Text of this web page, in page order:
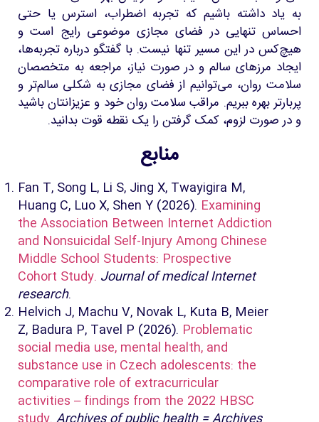
به یاد داشته باشیم که تجربه اضطراب، استرس یا حتی
احساس تنهایی در فضای مجازی موضوعی رایج است و
هیچ‌کس در این مسیر تنها نیست. با گفتگو درباره تجربه‌ها،
ایجاد مرزهای سالم و در صورت نیاز، مراجعه به متخصصان
سلامت روان، می‌توانیم از فضای مجازی به شکلی سالم‌تر و
پربارتر بهره ببریم. مراقب سلامت روان خود و عزیزانتان باشید
و در صورت لزوم، کمک گرفتن را یک نقطه قوت بدانید.
منابع
Fan T, Song L, Li S, Jing X, Twayigira M,
Huang C, Luo X, Shen Y (2026). Examining
the Association Between Internet Addiction
and Nonsuicidal Self-Injury Among Chinese
Middle School Students: Prospective
Cohort Study. Journal of medical Internet
research.
Helvich J, Machu V, Novak L, Kuta B, Meier
Z, Badura P, Tavel P (2026). Problematic
social media use, mental health, and
substance use in Czech adolescents: the
comparative role of extracurricular
activities – findings from the 2022 HBSC